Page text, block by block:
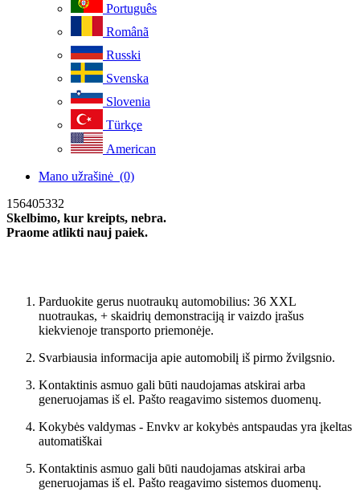
Português
Românã
Russki
Svenska
Slovenia
Türkçe
American
Mano užrašinė (0)
156405332
Skelbimo, kur kreipts, nebra.
Praome atlikti nauj paiek.
Parduokite gerus nuotraukų automobilius: 36 XXL
nuotraukas, + skaidrių demonstraciją ir vaizdo įrašus
kiekvienoje transporto priemonėje.
Svarbiausia informacija apie automobilį iš pirmo žvilgsnio.
Kontaktinis asmuo gali būti naudojamas atskirai arba
generuojamas iš el. Pašto reagavimo sistemos duomenų.
Kokybės valdymas - Envkv ar kokybės antspaudas yra įkeltas
automatiškai
Kontaktinis asmuo gali būti naudojamas atskirai arba
generuojamas iš el. Pašto reagavimo sistemos duomenų.